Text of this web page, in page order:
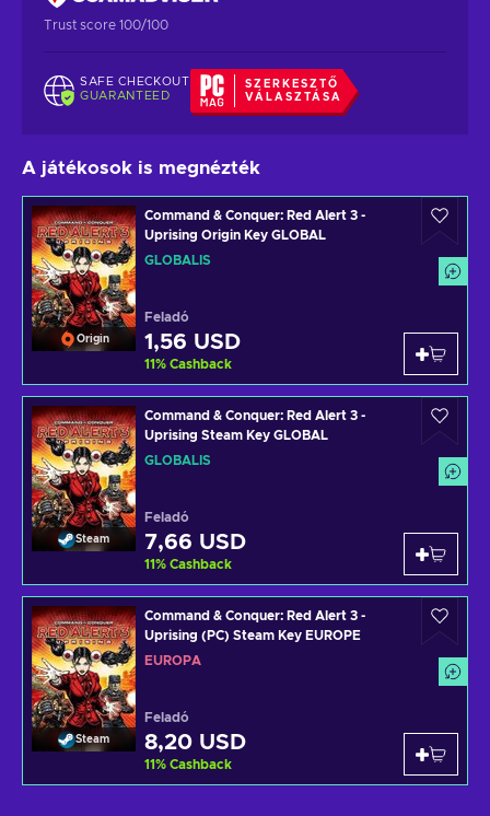
Trust score 100/100
SAFE CHECKOUT
GUARANTEED
SZERKESZTŐ
VÁLASZTÁSA
A játékosok is megnézték
Origin
Command & Conquer: Red Alert 3 -
Uprising Origin Key GLOBAL
GLOBÁLIS
Feladó
1,56 USD
11% Cashback
Steam
Command & Conquer: Red Alert 3 -
Uprising Steam Key GLOBAL
GLOBÁLIS
Feladó
7,66 USD
11% Cashback
Steam
Command & Conquer: Red Alert 3 -
Uprising (PC) Steam Key EUROPE
EURÓPA
Feladó
8,20 USD
11% Cashback